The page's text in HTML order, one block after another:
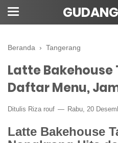
Beranda › Tangerang
Latte
Daftar Menu,
Ditulis Riza rouf Rabu, 20
Latte Bakehouse